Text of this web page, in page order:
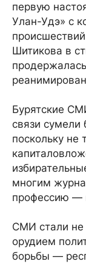
первую
Улан-Удэ» с
Шитикова в
Бурятские
связи сумели
поскольку не
многим
профессию —
СМИ стали не
орудием
борьбы —